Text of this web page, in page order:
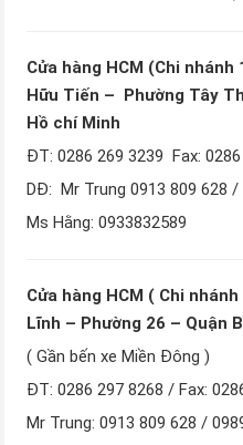
Cửa hàng HCM (Chi
Hữu Tiến – Phường Tây
Hồ chí Minh
ĐT: 0286 269 3239 Fax:
DĐ: Mr Trung 0913 809 628 /
Ms Hằng: 0933832589
Cửa hàng HCM ( Chi
Lĩnh – Phường 26 – Quận
( Gần bến xe Miền Đông )
ĐT: 0286 297 8268 / Fax:
Mr Trung: 0913 809 628 /